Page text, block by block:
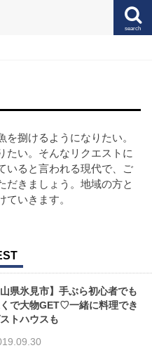
search
捌けるようになりたい。
たい。そんなリクエストに
いると言われる現代で、ご
だきましょう。地域の方と
ていきます。
山県氷見市】手ぶら初心者でも
で大物GET♡一緒に料理でき
トハウスも